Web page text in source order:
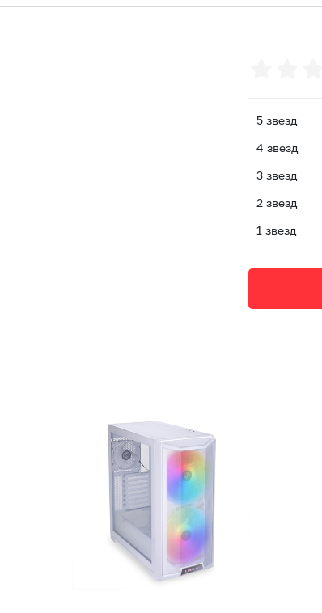
5звезд
4 звезд
3звезд
2звезд
1 звезд